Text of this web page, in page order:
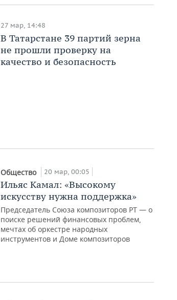
27 мар, 14:48
В Татарстане 39 партий зерна
не прошли проверку на
качество и безопасность
Общество 20 мар, 00:05
Ильяс Камал: «Высокому
искусству нужна поддержка»
Председатель Союза композиторов РТ — о
поиске решений финансовых проблем,
мечтах об оркестре народных
инструментов и Доме композиторов